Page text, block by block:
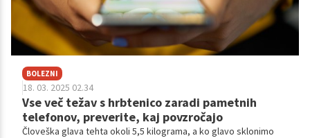
BOLEZNI
18. 03. 2025 02.34
Vse več težav s hrbtenico zaradi pametnih
telefonov, preverite, kaj povzročajo
Človeška glava tehta okoli 5,5 kilograma, a ko glavo sklonimo